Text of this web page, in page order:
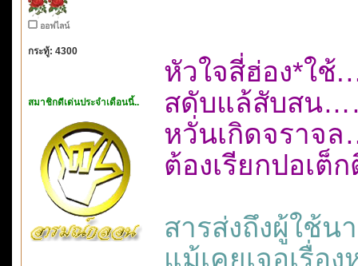
ออฟไลน์
กระทู้: 4300
สมาชิกดีเด่นประจำเดือนนี้..
หัวใจสี่ฮ่อง*ใ
สดับแล้สับสน
หวั่นเกิดจราจ
ต้องเรียกปอเ
สารส่งถึงผู้ใช้น
แม้เคยเจอเรื่อ